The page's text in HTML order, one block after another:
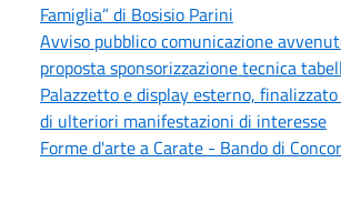
Famiglia” di Bosisio Parini
Avviso pubblico comunicazione
proposta sponsorizzazione tecnica
Palazzetto e display esterno,
di ulteriori manifestazioni di interesse
Forme d'arte a Carate - Bando di